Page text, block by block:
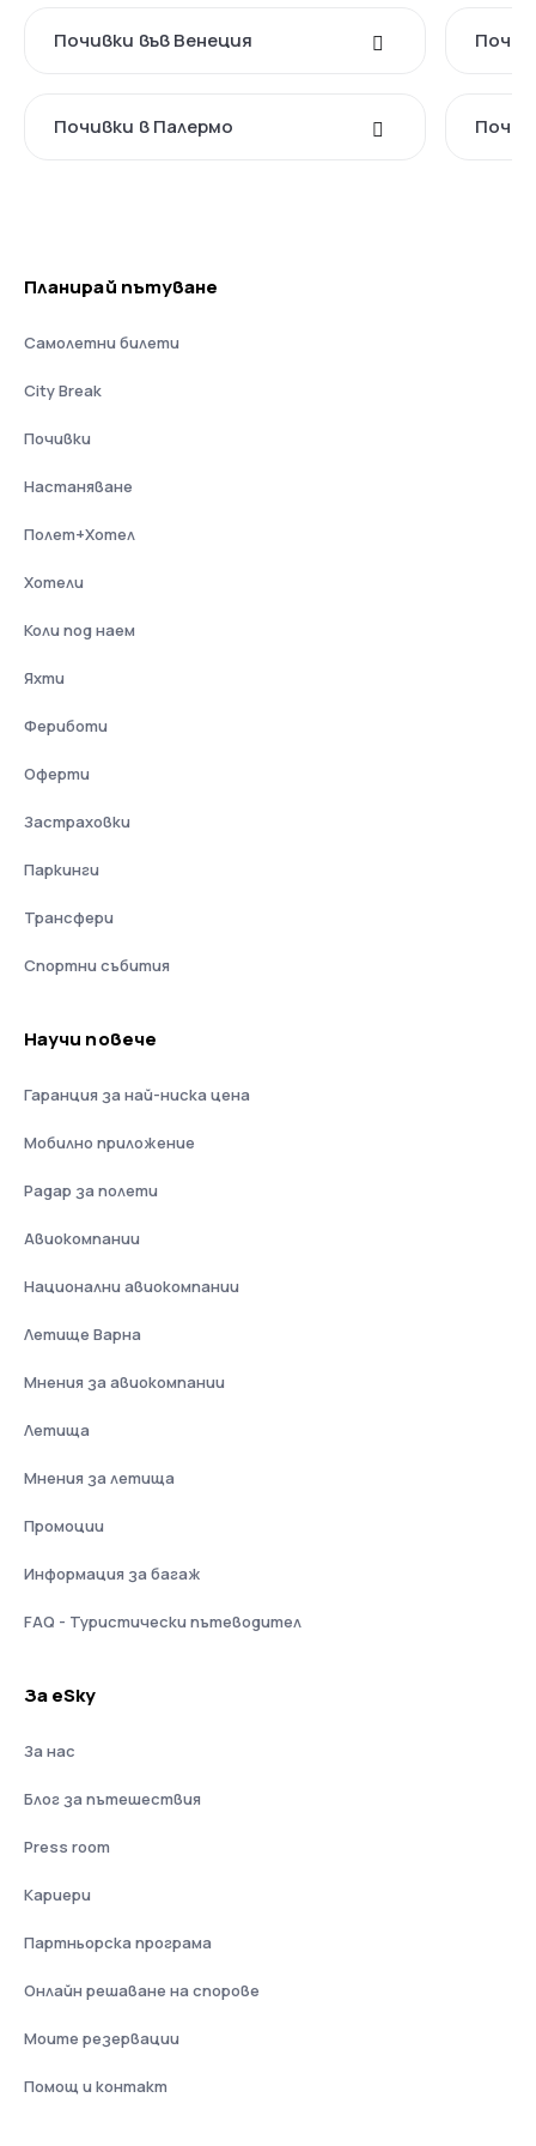
Почивки във Венеция
Почивки в Палермо
Планирай пътуване
Самолетни билети
City Break
Почивки
Настаняване
Полет+Хотел
Хотели
Коли под наем
Яхти
Фериботи
Оферти
Застраховки
Паркинги
Трансфери
Спортни събития
Научи повече
Гаранция за най-ниска цена
Мобилно приложение
Радар за полети
Авиокомпании
Национални авиокомпании
Летище Варна
Мнения за авиокомпании
Летища
Мнения за летища
Промоции
Информация за багаж
FAQ - Туристически пътеводител
За eSky
За нас
Блог за пътешествия
Press room
Кариери
Партньорска програма
Онлайн решаване на спорове
Моите резервации
Помощ и контакт